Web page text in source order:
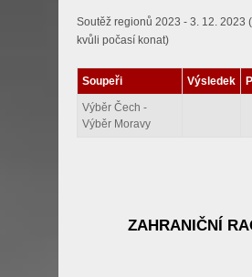
Soutěž regionů 2023 - 3. 12. 2023
kvůli počasí konat)
Soupeři Výsledek
Výběr Čech -
Výběr Moravy
ZAHRANIČNÍ